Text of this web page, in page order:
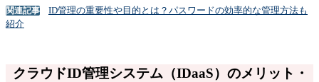
関連記事
ID管理の重要性や目的とは？パスワードの効率的な管理方法も
紹介
クラウドID管理システム（IDaaS）のメリット・